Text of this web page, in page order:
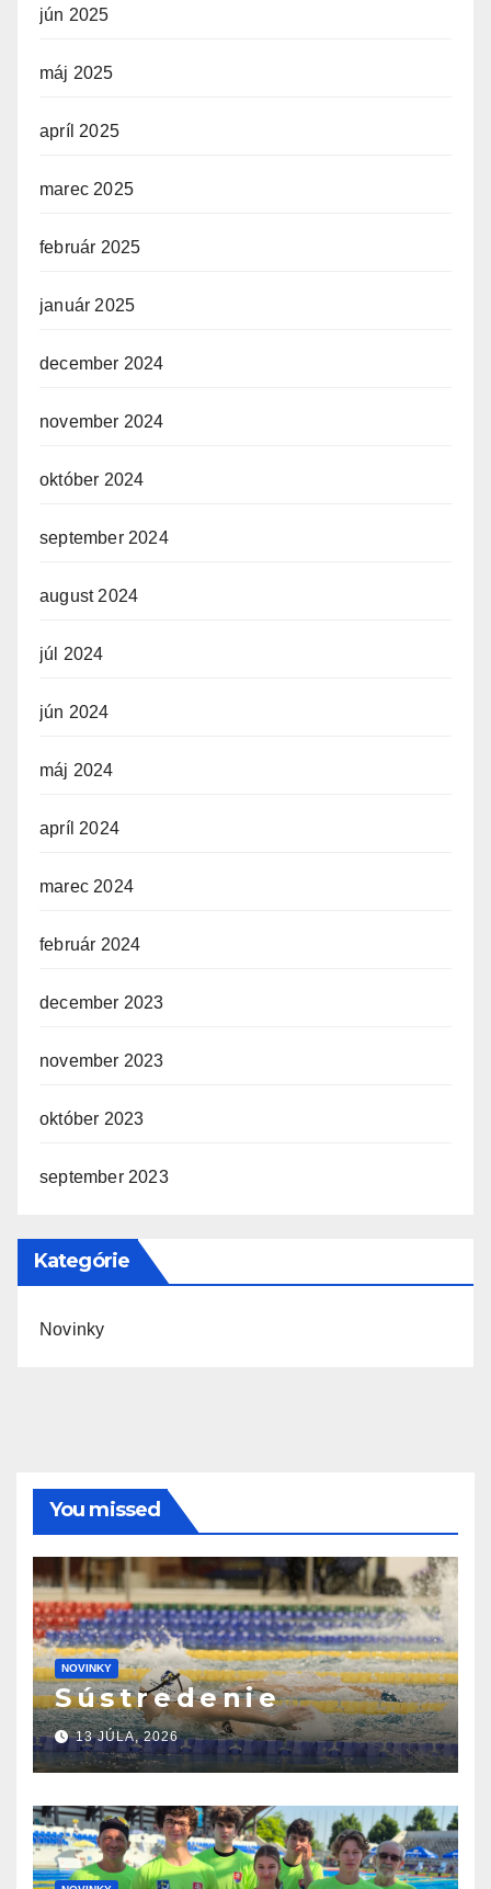
jún 2025
máj 2025
apríl 2025
marec 2025
február 2025
január 2025
december 2024
november 2024
október 2024
september 2024
august 2024
júl 2024
jún 2024
máj 2024
apríl 2024
marec 2024
február 2024
december 2023
november 2023
október 2023
september 2023
Kategórie
Novinky
You missed
NOVINKY
S ú s t r e d e n i e
13 JÚLA, 2026